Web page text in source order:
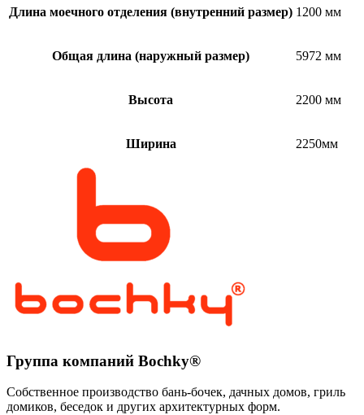
Длина моечного отделения (внутренний размер) 1200 мм
Общая длина (наружный размер) 5972 мм
Высота 2200 мм
Ширина 2250мм
Группа компаний Bochky®
Собственное производство бань-бочек, дачных домов, гриль
домиков, беседок и других архитектурных форм.